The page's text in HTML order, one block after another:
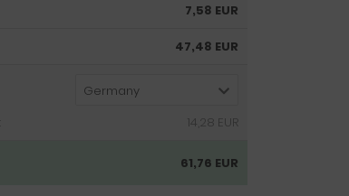
7,58 EUR
47,48 EUR
Germany
14,28 EUR
61,76 EUR